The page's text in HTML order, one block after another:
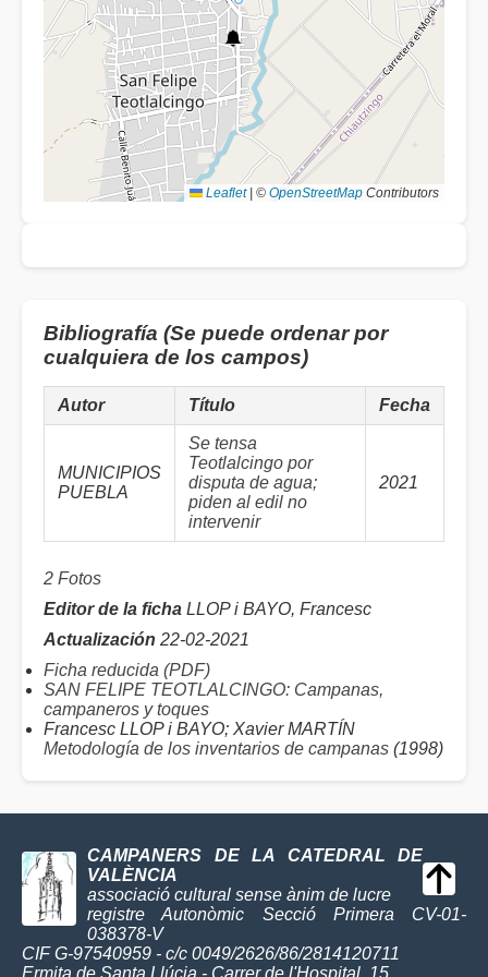
Leaflet © OpenStreetMap Contributors
Bibliografía (Se puede ordenar por
cualquiera de los campos)
Autor Título Fecha
MUNICIPIOS
PUEBLA
Se tensa
Teotlalcingo por
disputa de agua;
piden al edil no
intervenir
2021
2 Fotos
Editor de la ficha LLOP i BAYO, Francesc
Actualización 22-02-2021
Ficha reducida (PDF)
SAN FELIPE TEOTLALCINGO: Campanas,
campaneros y toques
Francesc LLOP i BAYO; Xavier MARTÍN
Metodología de los inventarios de campanas (1998)
CAMPANERS DE LA CATEDRAL DE
VALÈNCIA
associació cultural sense ànim de lucre
registre Autonòmic Secció Primera CV-01-
038378-V
CIF G-97540959 - c/c 0049/2626/86/2814120711